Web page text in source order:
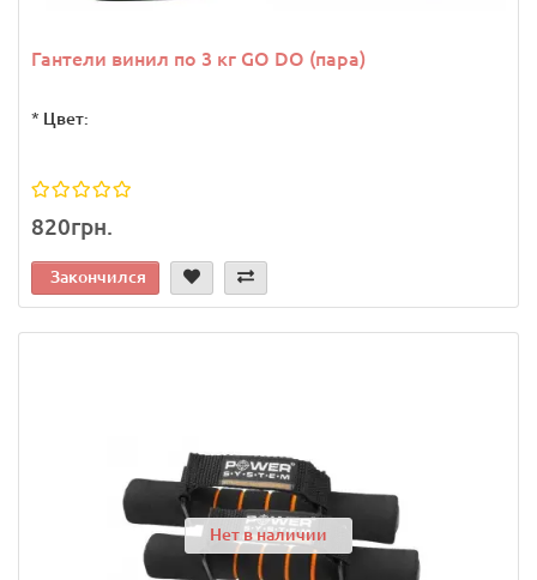
Гантели винил по 3 кг GO DO (пара)
* Цвет:
820грн.
Закончился
Нет в наличии